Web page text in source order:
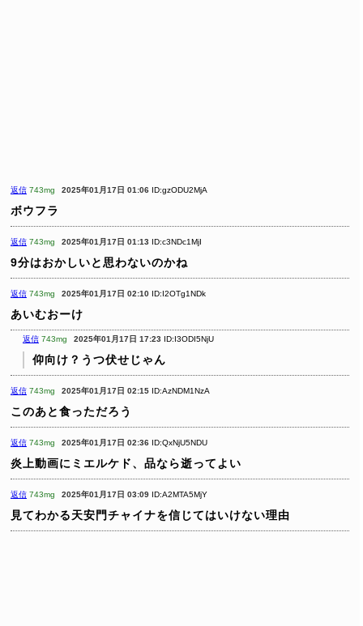
返信 743mg 2025年01月17日 01:06 ID:gzODU2MjA
ボウフラ
返信 743mg 2025年01月17日 01:13 ID:c3NDc1MjI
9分はおかしいと思わないのかね
返信 743mg 2025年01月17日 02:10 ID:I2OTg1NDk
あいむおーけ
返信 743mg 2025年01月17日 17:23 ID:I3ODI5NjU
仰向け？うつ伏せじゃん
返信 743mg 2025年01月17日 02:15 ID:AzNDM1NzA
このあと食っただろう
返信 743mg 2025年01月17日 02:36 ID:QxNjU5NDU
炎上動画にミエルケド、品なら逝ってよい
返信 743mg 2025年01月17日 03:09 ID:A2MTA5MjY
見てわかる天安門チャイナを信じてはいけない理由